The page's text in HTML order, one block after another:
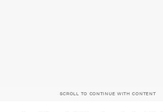
SCROLL TO CONTINUE WITH CONTENT